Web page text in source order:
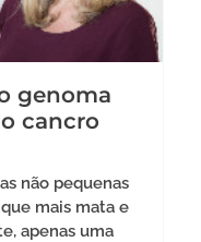
genoma
cancro
não pequenas
mais mata e
apenas uma